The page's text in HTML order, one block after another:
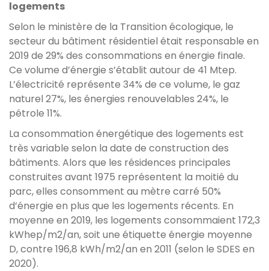
logements
Selon le ministère de la Transition écologique, le
secteur du bâtiment résidentiel était responsable en
2019 de 29% des consommations en énergie finale.
Ce volume d’énergie s’établit autour de 41 Mtep.
L’électricité représente 34% de ce volume, le gaz
naturel 27%, les énergies renouvelables 24%, le
pétrole 11%.
La consommation énergétique des logements est
très variable selon la date de construction des
bâtiments. Alors que les résidences principales
construites avant 1975 représentent la moitié du
parc, elles consomment au mètre carré 50%
d’énergie en plus que les logements récents. En
moyenne en 2019, les logements consommaient 172,3
kWhep/m2/an, soit une étiquette énergie moyenne
D, contre 196,8 kWh/m2/an en 2011 (selon le SDES en
2020).